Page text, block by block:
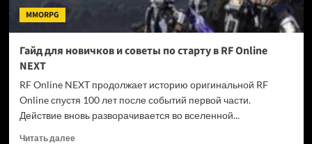
MMORPG
Гайд для новичков и советы по старту в RF Online
NEXT
RF Online NEXT продолжает историю оригинальной RF
Online спустя 100 лет после событий первой части.
Действие вновь разворачивается во вселенной...
Читать далееПрочитать